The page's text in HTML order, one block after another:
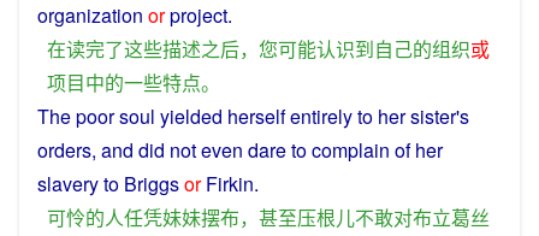
organization orproject.
在读完了这些描述之后， 您可能认识到自己的组织或
项目中的一些特点。
Thepoorsoul yielded herself entirelyto hersister's
orders, and did noteven daretocomplain of her
slavery to BriggsorFirkin.
可怜的人任凭妹妹摆布， 甚至压根儿不敢对布立葛丝